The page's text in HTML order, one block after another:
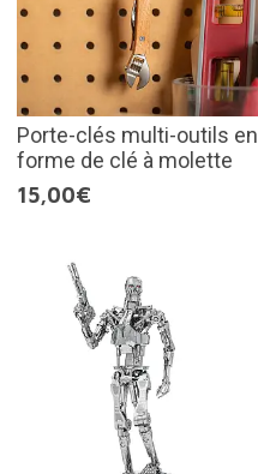
Porte-clés multi-outils en
forme de clé à molette
15,00€